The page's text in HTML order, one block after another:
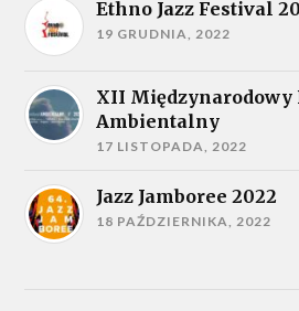
Ethno Jazz Festival
19 GRUDNIA, 2022
XII Międzynarodowy
Ambientalny
17 LISTOPADA, 2022
Jazz Jamboree 2022
18 PAŹDZIERNIKA, 2022